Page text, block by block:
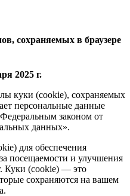
сохраняемых в браузере
2025 г.
куки (cookie), сохраняемых
персональные данные
Федеральным законом от
данных».
для обеспечения
посещаемости и улучшения
Куки (cookie) — это
сохраняются на вашем